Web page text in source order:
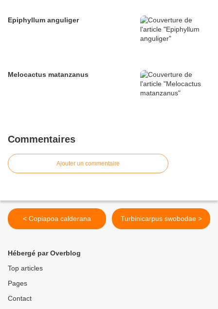
Epiphyllum anguliger
Melocactus matanzanus
Commentaires
Ajouter un commentaire
< Copiapoa calderana Turbinicarpus swobodae >
Hébergé par Overblog
Top articles
Pages
Contact